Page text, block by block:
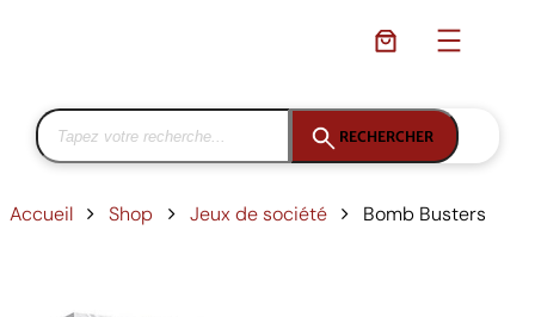
RECHERCHER
Accueil Shop Jeux de société Bomb Busters